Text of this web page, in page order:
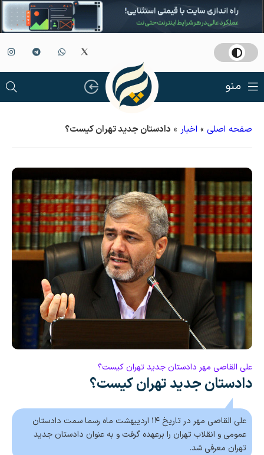
منو
صفحه اصلی » اخبار » دادستان جدید تهران کیست؟
علی القاصی مهر دادستان جدید تهران کیست؟
دادستان جدید تهران کیست؟
علی القاصی مهر در تاریخ ۱۴ اردیبهشت ماه رسما سمت دادستان
عمومی و انقلاب تهران را برعهده گرفت و به عنوان دادستان جدید
تهران معرفی شد.